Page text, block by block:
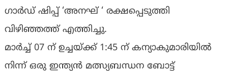
ഗാർഡ് ഷിപ്പ് ‘അനഘ് ‘ രക്ഷപ്പെടുത്തി
വിഴിഞ്ഞത്ത് എത്തിച്ചു.
മാർച്ച് 07 ന് ഉച്ചയ്ക്ക് 1:45 ന് കന്യാകുമാരിയിൽ
നിന്ന് ഒരു ഇന്ത്യൻ മത്സ്യബന്ധന ബോട്ട്